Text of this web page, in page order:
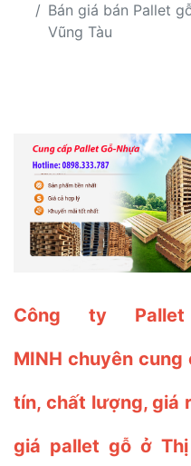
Bán giá bán Pallet
Vũng Tàu
Công ty
MINH chuyên
tín, chất lượng, giá
giá pallet gỗ ở